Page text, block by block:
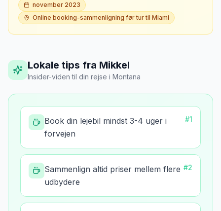
november 2023
Online booking-sammenligning før tur til Miami
Lokale tips fra Mikkel
Insider-viden til din rejse i Montana
Book din lejebil mindst 3-4 uger i
forvejen
#1
Sammenlign altid priser mellem flere
udbydere
#2